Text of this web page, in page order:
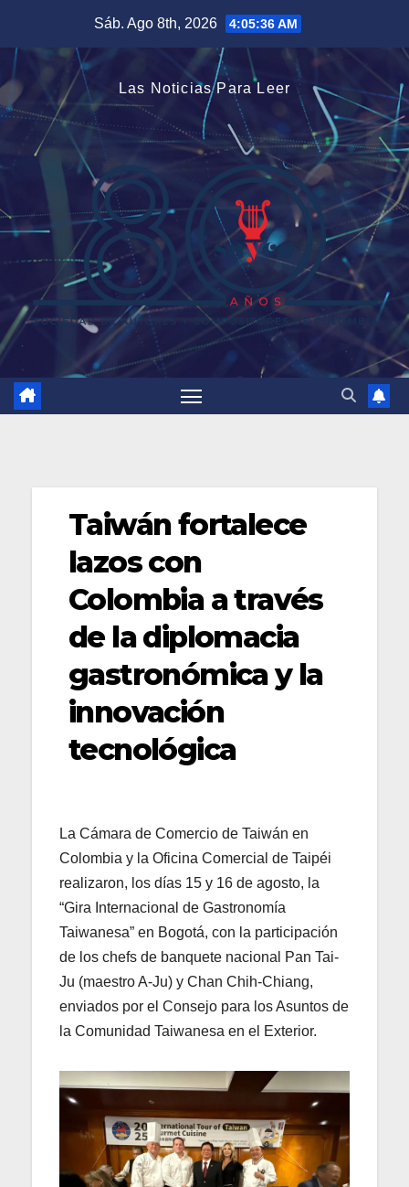
contenido
Sáb. Ago 8th, 2026 4:05:37 AM
Las Noticias Para Leer
Taiwán fortalece
lazos con
Colombia a través
de la diplomacia
gastronómica y la
innovación
tecnológica
La Cámara de Comercio de Taiwán en
Colombia y la Oficina Comercial de Taipéi
realizaron, los días 15 y 16 de agosto, la
“Gira Internacional de Gastronomía
Taiwanesa” en Bogotá, con la participación
de los chefs de banquete nacional Pan Tai-
Ju (maestro A-Ju) y Chan Chih-Chiang,
enviados por el Consejo para los Asuntos de
la Comunidad Taiwanesa en el Exterior.